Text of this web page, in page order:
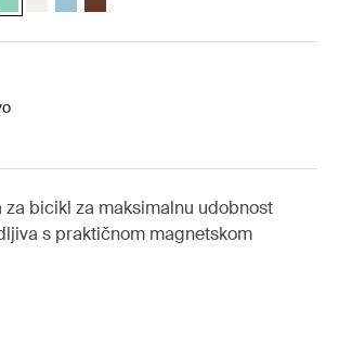
bicikl za maksimalnu udobnost
s praktičnom magnetskom